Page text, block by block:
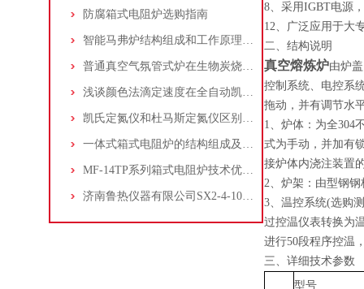
防腐箱式电阻炉选购指南
智能马弗炉结构组成和工作原理介绍
普通真空气氛管式炉在生物炭烧结上的应用
浅谈颜色法滴定速度在全自动凯氏定氮仪中应用
凯氏定氮仪和杜马斯定氮仪区别分析与选择
一体式箱式电阻炉的结构组成及其作用
MF-14TP系列箱式电阻炉技术优势分析
济南鲁热仪器有限公司SX2-4-10G箱式电阻炉在中药材灰分中的应用
8、采用IGBT电源
12、广泛应用于大
二、结构说明
真空熔炼炉由炉
控制系统、电控系
拖动，并有调节水
1、炉体：为全304
式为手动，并加有
接炉体内浇注装置
2、炉架：由型钢
3、温控系统(选购
过控温仪表转换为
进行50段程序控温
三、详细技术参数
型号